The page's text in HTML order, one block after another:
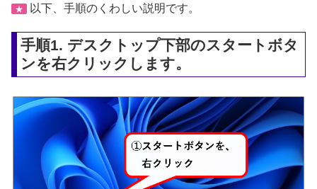
★ 以下、手順のくわしい説明です。
手順1. デスクトップ下部のスタートボタ
ンを右クリックします。